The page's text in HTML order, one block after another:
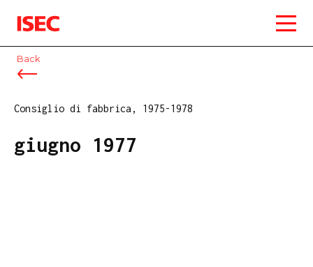
ISEC
Back
Consiglio di fabbrica, 1975-1978
giugno 1977